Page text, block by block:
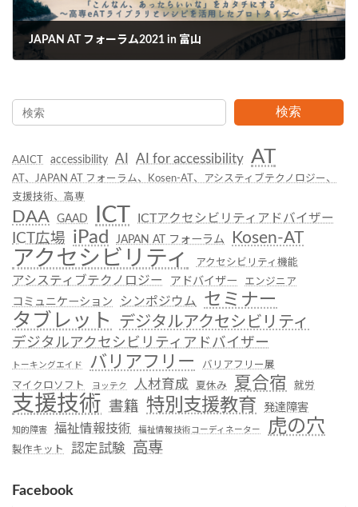
JAPAN AT フォーラム2021 in 富山
検索
AAICT accessibility AI AI for accessibility AT
AT、JAPAN AT フォーラム、Kosen-AT、アシスティブテクノロジー、
支援技術、高専
DAA GAAD ICT ICTアクセシビリティアドバイザー
ICT広場 iPad JAPAN AT フォーラム Kosen-AT
アクセシビリティ アクセシビリティ機能
アシスティブテクノロジー アドバイザー エンジニア
コミュニケーション シンポジウム セミナー
タブレット デジタルアクセシビリティ
デジタルアクセシビリティアドバイザー
トーキングエイド バリアフリー バリアフリー展
マイクロソフト ヨッテク 人材育成 夏休み 夏合宿 就労
支援技術 書籍 特別支援教育 発達障害
知的障害 福祉情報技術 福祉情報技術コーディネーター 虎の穴
製作キット 認定試験 高専
Facebook